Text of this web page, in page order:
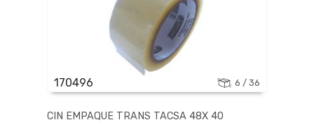
170496 6 / 36
CIN EMPAQUE TRANS TACSA 48X 40